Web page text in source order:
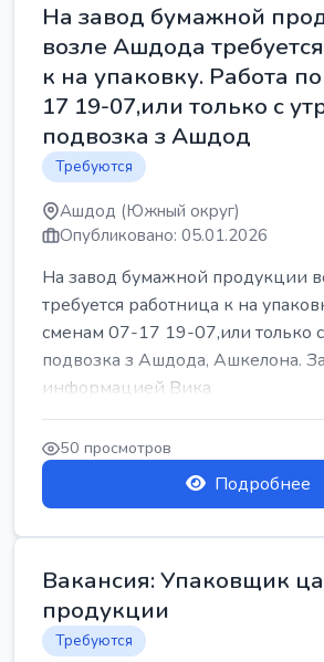
На завод бумажной
возле Ашдода
к на упаковку. Работа
17 19-07,или только с
подвозка з Ашдод
Требуются
Ашдод (Южный округ)
Опубликовано: 05.01.2026
На завод бумажной продукции
требуется работница к на
сменам 07-17 19-07,или только с
подвозка з Ашдода, Ашкелона.
информацией Вика
50 просмотров
Подробнее
Вакансия: Упаковщик ца
продукции
Требуются